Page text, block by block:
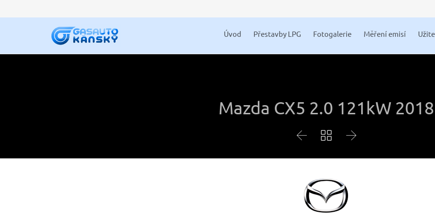
Úvod Přestavby LPG Fotogalerie Měření emisí
Mazda CX5 2.0 121kW 2018
  